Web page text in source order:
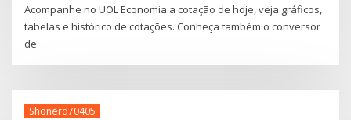
Acompanhe no UOL Economia a cotação de hoje, veja gráficos,
tabelas e histórico de cotações. Conheça também o conversor
de
Shonerd70405